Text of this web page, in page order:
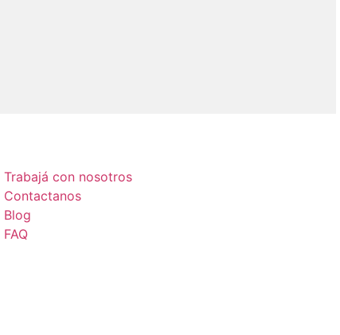
Trabajá con nosotros
Contactanos
Blog
FAQ